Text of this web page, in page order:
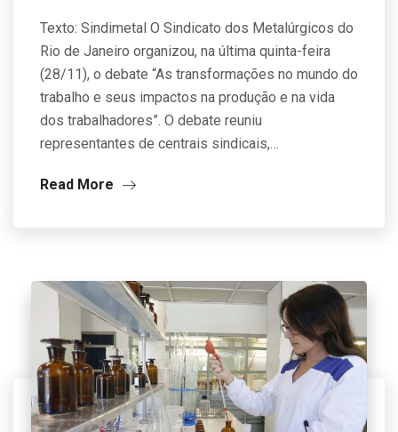
Texto: Sindimetal O Sindicato dos Metalúrgicos do
Rio de Janeiro organizou, na última quinta-feira
(28/11), o debate “As transformações no mundo do
trabalho e seus impactos na produção e na vida
dos trabalhadores”. O debate reuniu
representantes de centrais sindicais,…
Read More